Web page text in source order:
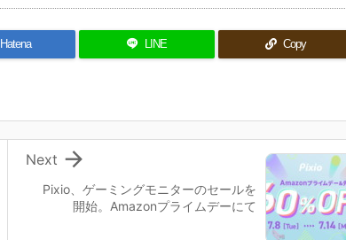
Hatena LINE Copy
Pixio、ゲーミングモニターのセールを
開始。Amazonプライムデーにて

Next